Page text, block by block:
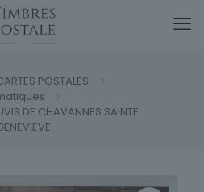
POSTALES
DE CHAVANNES SAINTE